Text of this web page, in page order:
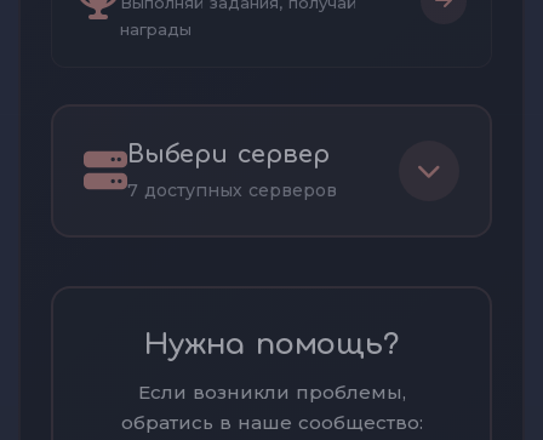
награды
Выбери сервер
7 доступных серверов
Нужна помощь?
Если возникли проблемы,
обратись в наше сообщество: